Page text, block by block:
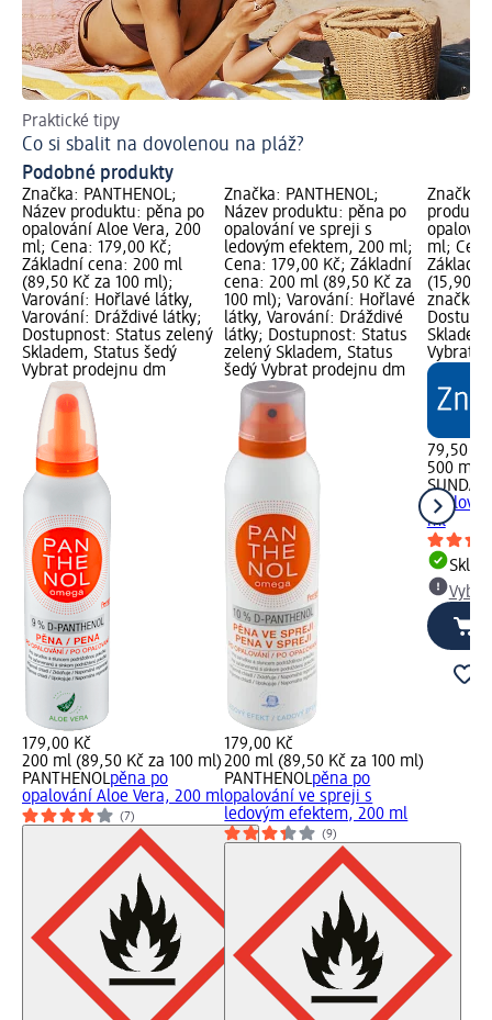
Praktické tipy
Co si sbalit na dovolenou na pláž?
Podobné produkty
Značka: PANTHENOL;
Název produktu: pěna po
opalování Aloe Vera, 200
ml; Cena: 179,00 Kč;
Základní cena: 200 ml
(89,50 Kč za 100 ml);
Varování: Hořlavé látky,
Varování: Dráždivé látky;
Dostupnost: Status zelený
Skladem, Status šedý
Vybrat prodejnu dm
179,00 Kč
200 ml (89,50 Kč za 100 ml)
PANTHENOLpěna po
opalování Aloe Vera, 200 ml
(7)
Značka: PANTHENOL;
Název produktu: pěna po
opalování ve spreji s
ledovým efektem, 200 ml;
Cena: 179,00 Kč; Základní
cena: 200 ml (89,50 Kč za
100 ml); Varování: Hořlavé
látky, Varování: Dráždivé
látky; Dostupnost: Status
zelený Skladem, Status
šedý Vybrat prodejnu dm
179,00 Kč
200 ml (89,50 Kč za 100 ml)
PANTHENOLpěna po
opalování ve spreji s
ledovým efektem, 200 ml
(9)
Značka:
ml;
(15,90
značka
Vybrat
79,50 Kč
500 ml
ml